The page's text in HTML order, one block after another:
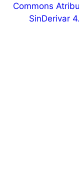
Commons
SinDerivar